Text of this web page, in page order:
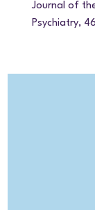
Journal of
Psychiatry,